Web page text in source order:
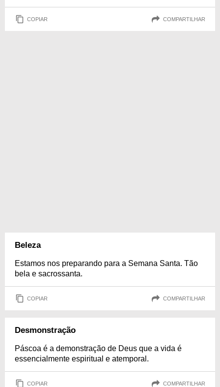
COPIAR COMPARTILHAR
Beleza
Estamos nos preparando para a Semana Santa. Tão
bela e sacrossanta.
COPIAR COMPARTILHAR
Desmonstração
Páscoa é a demonstração de Deus que a vida é
essencialmente espiritual e atemporal.
COPIAR COMPARTILHAR